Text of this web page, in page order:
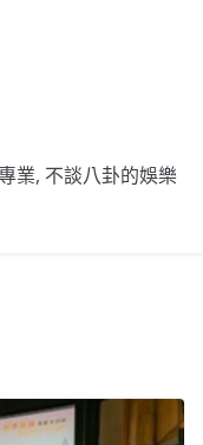
業, 不談八卦的娛樂